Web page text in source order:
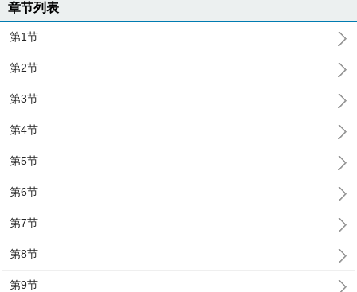
章节列表
第1节
第2节
第3节
第4节
第5节
第6节
第7节
第8节
第9节